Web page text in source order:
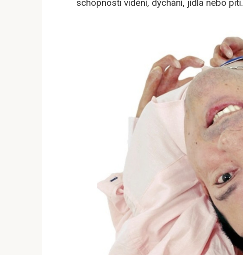
schopnosti vidění, dýchání, jídla nebo pití.